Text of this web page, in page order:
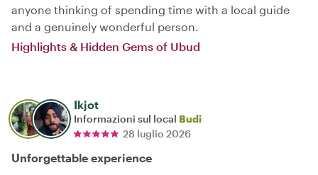
anyone thinking of spending time with a local guide
and a genuinely wonderful person.
Highlights & Hidden Gems of Ubud
Ikjot
Informazioni sul local Budi
28 luglio 2026
Unforgettable experience